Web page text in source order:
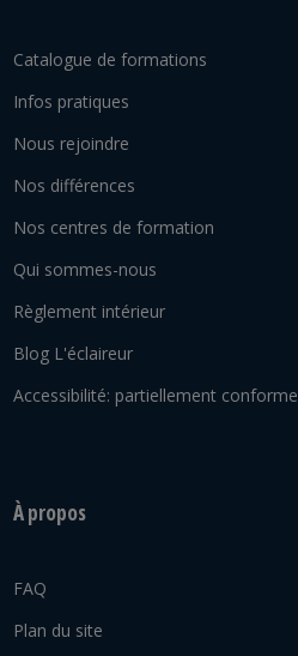
Catalogue de formations
Infos pratiques
Nous rejoindre
Nos différences
Nos centres de formation
Qui sommes-nous
Règlement intérieur
Blog L'éclaireur
Accessibilité: partiellement conforme
À propos
FAQ
Plan du site